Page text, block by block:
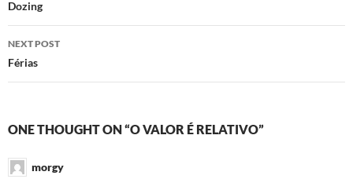
navigation
Dozing
NEXT POST
Férias
ONE THOUGHT ON “O VALOR É RELATIVO”
morgy